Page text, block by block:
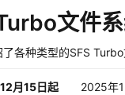
文件
各种类型的SFS
月15日起 2025年